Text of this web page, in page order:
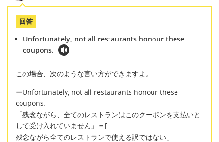
回答
Unfortunately, not all restaurants honour these
coupons.
この場合、次のような言い方ができますよ。
ーUnfortunately, not all restaurants honour these
coupons.
「残念ながら、全てのレストランはこのクーポンを支払いと
して受け入れていません」＝[
残念ながら全てのレストランで使える訳ではない」